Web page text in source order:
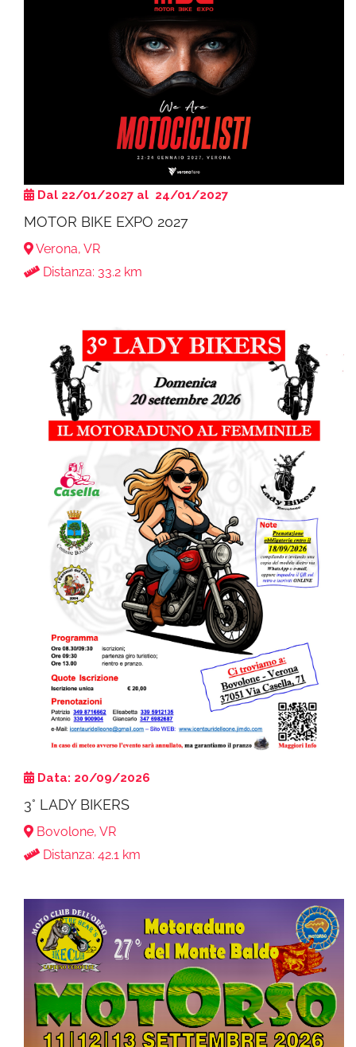
Dal 22/01/2027 al 24/01/2027
MOTOR BIKE EXPO 2027
Verona, VR
Distanza: 33.2 km
Data: 20/09/2026
3° LADY BIKERS
Bovolone, VR
Distanza: 42.1 km